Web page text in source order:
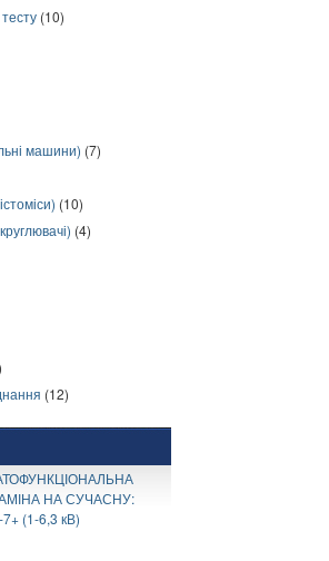
(10)
машини) (7)
(10)
(4)
(12)
НА СУЧАСНУ:
(1-6,3 кВ)